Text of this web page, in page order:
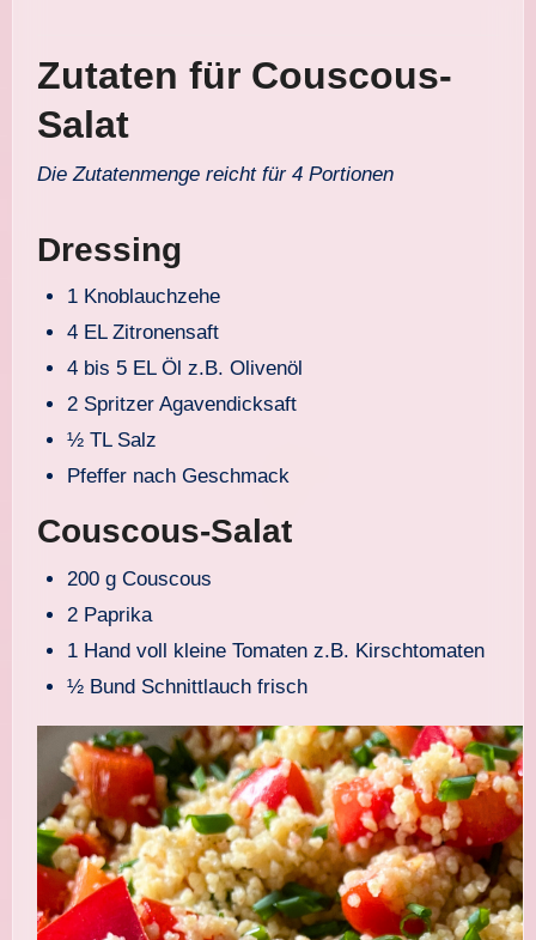
Zutaten für Couscous-
Salat
Die Zutatenmenge reicht für 4 Portionen
Dressing
1 Knoblauchzehe
4 EL Zitronensaft
4 bis 5 EL Öl z.B. Olivenöl
2 Spritzer Agavendicksaft
½ TL Salz
Pfeffer nach Geschmack
Couscous-Salat
200 g Couscous
2 Paprika
1 Hand voll kleine Tomaten z.B. Kirschtomaten
½ Bund Schnittlauch frisch